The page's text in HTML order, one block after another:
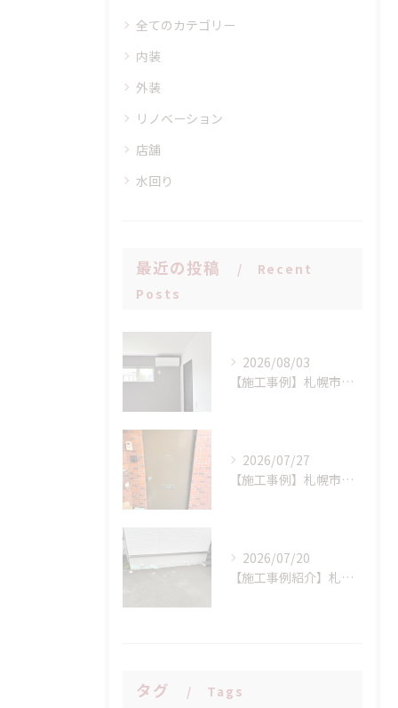
全てのカテゴリー
内装
外装
リノベーション
店舗
水回り
最近の投稿
Recent
Posts
2026/08/03
【施工事例】札幌市手稲区 N様邸 室外機設置場所に配慮したエアコン新設工事！
2026/07/27
【施工事例】札幌市西区 K様邸 マンション玄関ドア交換工事：LIXIL リシェント(持ち出し工法)で、断熱性と防犯性を一気にアップ！
2026/07/20
【施工事例紹介】札幌市西区 S様邸 断熱基礎の剥離トラブルを解消！高耐久基礎保護材「インサルキソッシュMore」を用いた基礎補修工事
タグ Tags